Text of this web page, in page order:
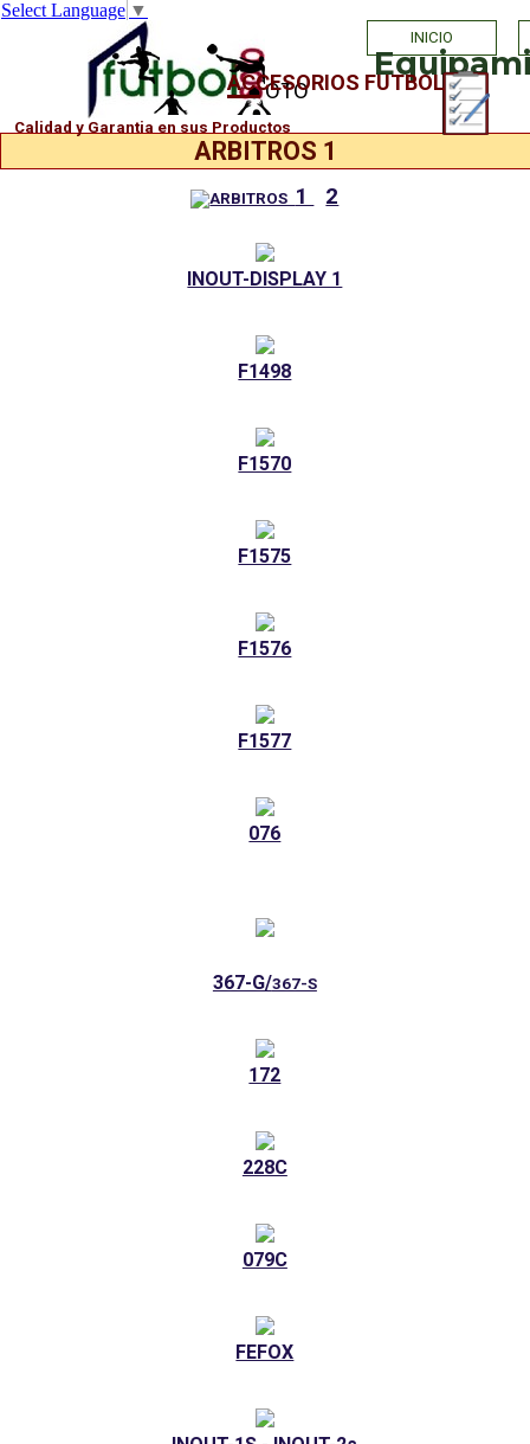
Select Language ▼
Vaya al Contenido
PHOTO
INICIO
Calidad y Garantia en sus Productos
ACCESORIOS FUTBOL
ARBITROS 1
ARBITROS 1 2
INOUT-DISPLAY 1
F1498
F1570
F1575
F1576
F1577
076
367-G/367-S
172
228C
079C
FEFOX